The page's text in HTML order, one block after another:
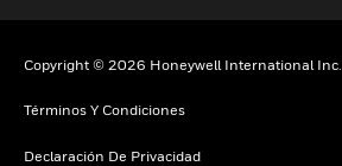
Copyright © 2026 Honeywell International Inc.
Términos Y Condiciones
Declaración De Privacidad